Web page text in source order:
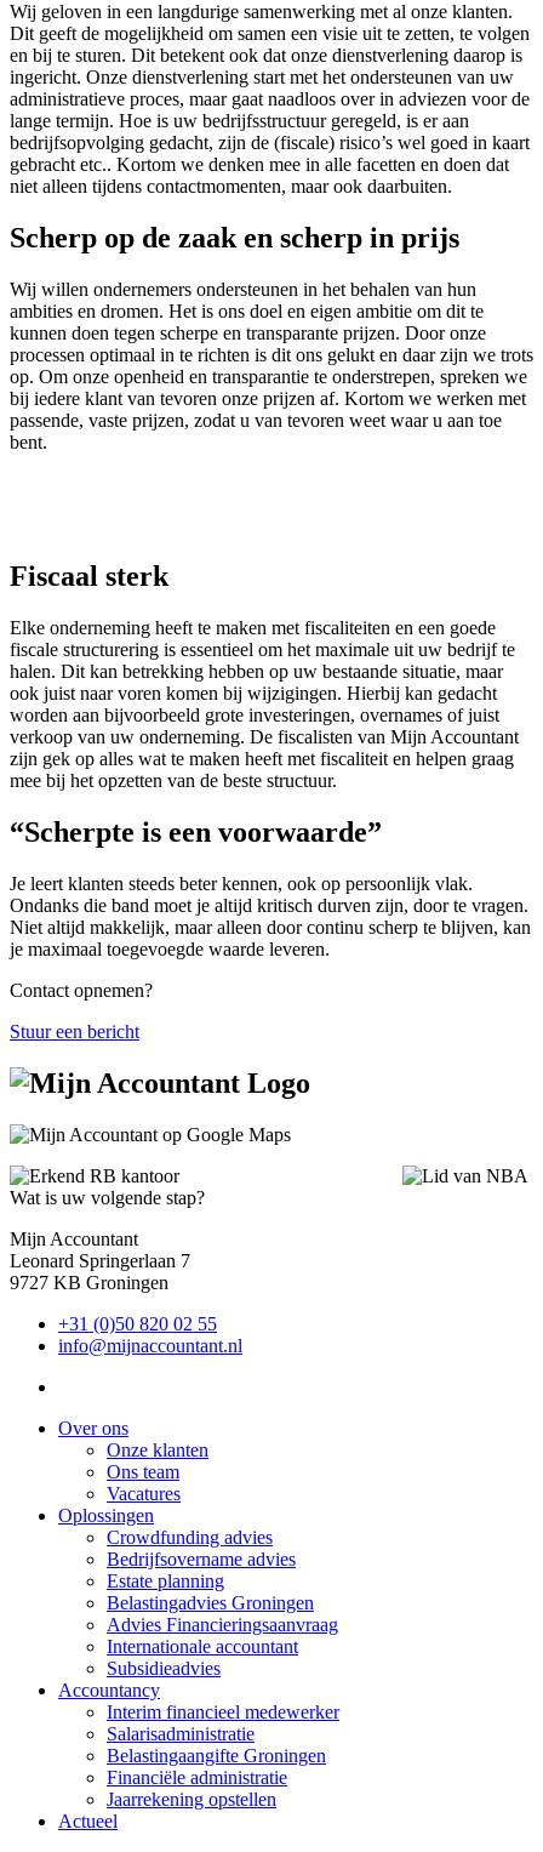
Wij geloven in een langdurige samenwerking met al onze klanten.
Dit geeft de mogelijkheid om samen een visie uit te zetten, te volgen
en bij te sturen. Dit betekent ook dat onze dienstverlening daarop is
ingericht. Onze dienstverlening start met het ondersteunen van uw
administratieve proces, maar gaat naadloos over in adviezen voor de
lange termijn. Hoe is uw bedrijfsstructuur geregeld, is er aan
bedrijfsopvolging gedacht, zijn de (fiscale) risico’s wel goed in kaart
gebracht etc.. Kortom we denken mee in alle facetten en doen dat
niet alleen tijdens contactmomenten, maar ook daarbuiten.
Scherp op de zaak en scherp in prijs
Wij willen ondernemers ondersteunen in het behalen van hun
ambities en dromen. Het is ons doel en eigen ambitie om dit te
kunnen doen tegen scherpe en transparante prijzen. Door onze
processen optimaal in te richten is dit ons gelukt en daar zijn we trots
op. Om onze openheid en transparantie te onderstrepen, spreken we
bij iedere klant van tevoren onze prijzen af. Kortom we werken met
passende, vaste prijzen, zodat u van tevoren weet waar u aan toe
bent.
Fiscaal sterk
Elke onderneming heeft te maken met fiscaliteiten en een goede
fiscale structurering is essentieel om het maximale uit uw bedrijf te
halen. Dit kan betrekking hebben op uw bestaande situatie, maar
ook juist naar voren komen bij wijzigingen. Hierbij kan gedacht
worden aan bijvoorbeeld grote investeringen, overnames of juist
verkoop van uw onderneming. De fiscalisten van Mijn Accountant
zijn gek op alles wat te maken heeft met fiscaliteit en helpen graag
mee bij het opzetten van de beste structuur.
“Scherpte is een voorwaarde”
Je leert klanten steeds beter kennen, ook op persoonlijk vlak.
Ondanks die band moet je altijd kritisch durven zijn, door te vragen.
Niet altijd makkelijk, maar alleen door continu scherp te blijven, kan
je maximaal toegevoegde waarde leveren.
Contact opnemen?
Stuur een bericht
Wat is uw volgende stap?
Mijn Accountant
Leonard Springerlaan 7
9727 KB Groningen
+31 (0)50 820 02 55
info@mijnaccountant.nl
Over ons
Onze klanten
Ons team
Vacatures
Oplossingen
Crowdfunding advies
Bedrijfsovername advies
Estate planning
Belastingadvies Groningen
Advies Financieringsaanvraag
Internationale accountant
Subsidieadvies
Accountancy
Interim financieel medewerker
Salarisadministratie
Belastingaangifte Groningen
Financiële administratie
Jaarrekening opstellen
Actueel